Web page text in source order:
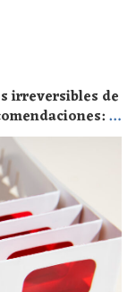
irreversibles de
la